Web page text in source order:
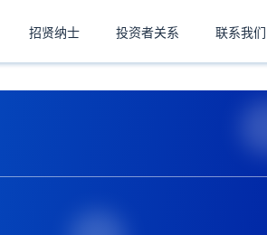
招贤纳士 投资者关系 联系我们